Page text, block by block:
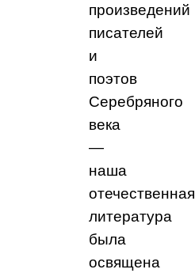
произведений
писателей
и
поэтов
Серебряного
века
—
наша
отечественная
литература
была
освящена